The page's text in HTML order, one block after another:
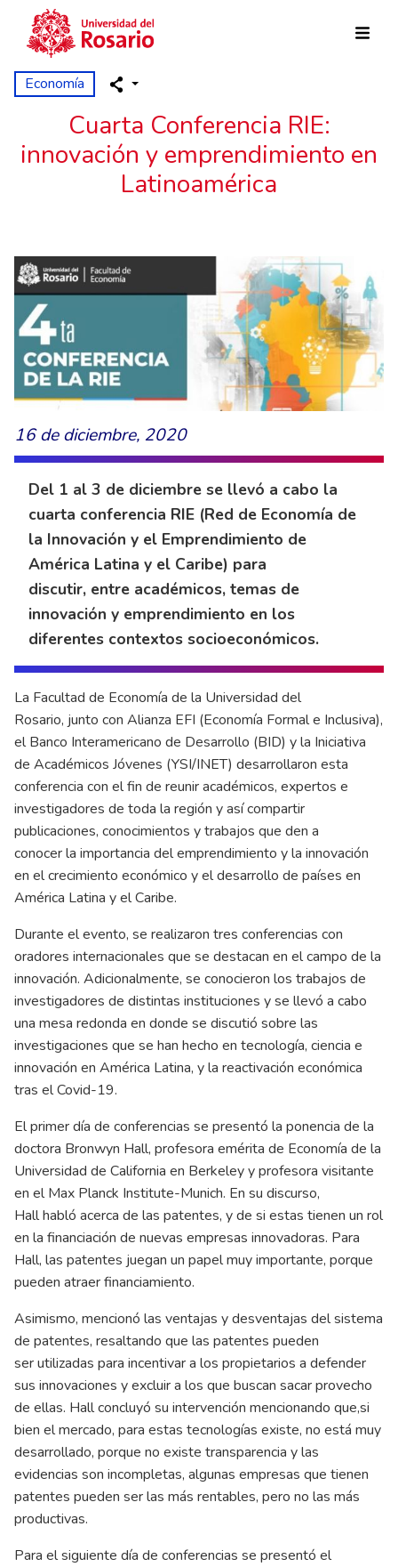
Pasar al contenido principal
Economía
Cuarta Conferencia RIE:
innovación y emprendimiento en
Latinoamérica
16 de diciembre, 2020
Del 1 al 3 de diciembre se llevó a cabo la
cuarta conferencia RIE (Red de Economía de
la Innovación y el Emprendimiento de
América Latina y el Caribe) para
discutir, entre académicos, temas de
innovación y emprendimiento en los
diferentes contextos socioeconómicos.
La Facultad de Economía de la Universidad del
Rosario, junto con Alianza EFI (Economía Formal e Inclusiva),
el Banco Interamericano de Desarrollo (BID) y la Iniciativa
de Académicos Jóvenes (YSI/INET) desarrollaron esta
conferencia con el fin de reunir académicos, expertos e
investigadores de toda la región y así compartir
publicaciones, conocimientos y trabajos que den a
conocer la importancia del emprendimiento y la innovación
en el crecimiento económico y el desarrollo de países en
América Latina y el Caribe.
Durante el evento, se realizaron tres conferencias con
oradores internacionales que se destacan en el campo de la
innovación. Adicionalmente, se conocieron los trabajos de
investigadores de distintas instituciones y se llevó a cabo
una mesa redonda en donde se discutió sobre las
investigaciones que se han hecho en tecnología, ciencia e
innovación en América Latina, y la reactivación económica
tras el Covid-19.
El primer día de conferencias se presentó la ponencia de la
doctora Bronwyn Hall, profesora emérita de Economía de la
Universidad de California en Berkeley y profesora visitante
en el Max Planck Institute-Munich. En su discurso,
Hall habló acerca de las patentes, y de si estas tienen un rol
en la financiación de nuevas empresas innovadoras. Para
Hall, las patentes juegan un papel muy importante, porque
pueden atraer financiamiento.
Asimismo, mencionó las ventajas y desventajas del sistema
de patentes, resaltando que las patentes pueden
ser utilizadas para incentivar a los propietarios a defender
sus innovaciones y excluir a los que buscan sacar provecho
de ellas. Hall concluyó su intervención mencionando que,si
bien el mercado, para estas tecnologías existe, no está muy
desarrollado, porque no existe transparencia y las
evidencias son incompletas, algunas empresas que tienen
patentes pueden ser las más rentables, pero no las más
productivas.
Para el siguiente día de conferencias se presentó el